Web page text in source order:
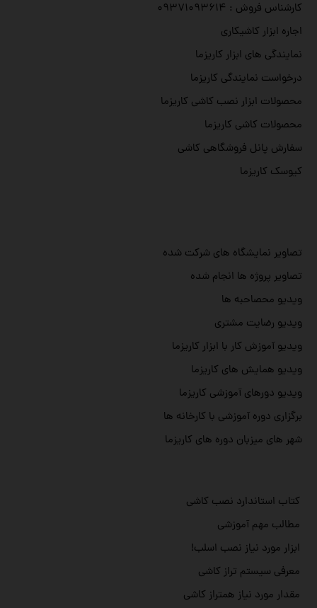
تصاویر نمایشگاه های شرکت شده
تصاویر پروژه ها انجام شده
ویدیو محصاحبه ها
ویدیو رضایت مشتری
ویدیو آموزش کار با ابزار کاریزما
ویدیو همایش های کاریزما
ویدیو دورهای آموزشی کاریزما
برگزاری دوره آموزشی با کارخانه ها
شهر های میزبان دوره های کاریزما
کارشناس فروش : ۰۹۳۷۱۰۹۳۶۱۴
اجاره ابزار کاشیکاری
نمایندگی های ابزار کاریزما
درخواست نمایندگی کاریزما
محصولات ابزار نصب کاشی کاریزما
محصولات کاشی کاریزما
سفارش پانل فروشگاهی کاشی
کیوسک کاریزما
کتاب استاندارد نصب کاشی
مطالب مهم آموزشی
ابزار مورد نیاز نصب اسلب!
معرفی سیستم تراز کاشی
مقدار مورد نیاز همتراز کاشی